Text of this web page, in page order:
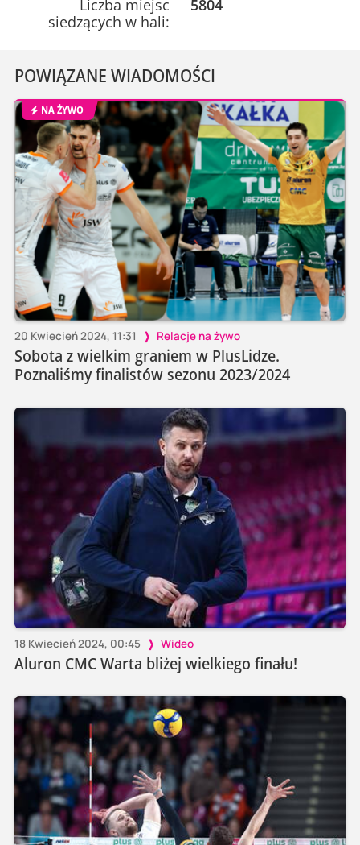
Liczba miejsc
siedzących w hali:
5804
POWIĄZANE WIADOMOŚCI
NA ŻYWO
20 Kwiecień 2024, 11:31 Relacje na żywo
Sobota z wielkim graniem w PlusLidze.
Poznaliśmy finalistów sezonu 2023/2024
18 Kwiecień 2024, 00:45 Wideo
Aluron CMC Warta bliżej wielkiego finału!